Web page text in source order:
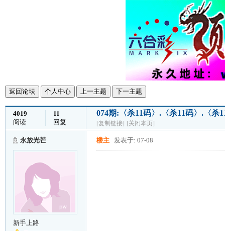
返回论坛 个人中心 上一主题 下一主题
4019
阅读
11
回复
074期:〈杀11码〉.〈杀11码〉.〈杀
[复制链接] [关闭本页]
永放光芒
新手上路
楼主 发表于: 07-08